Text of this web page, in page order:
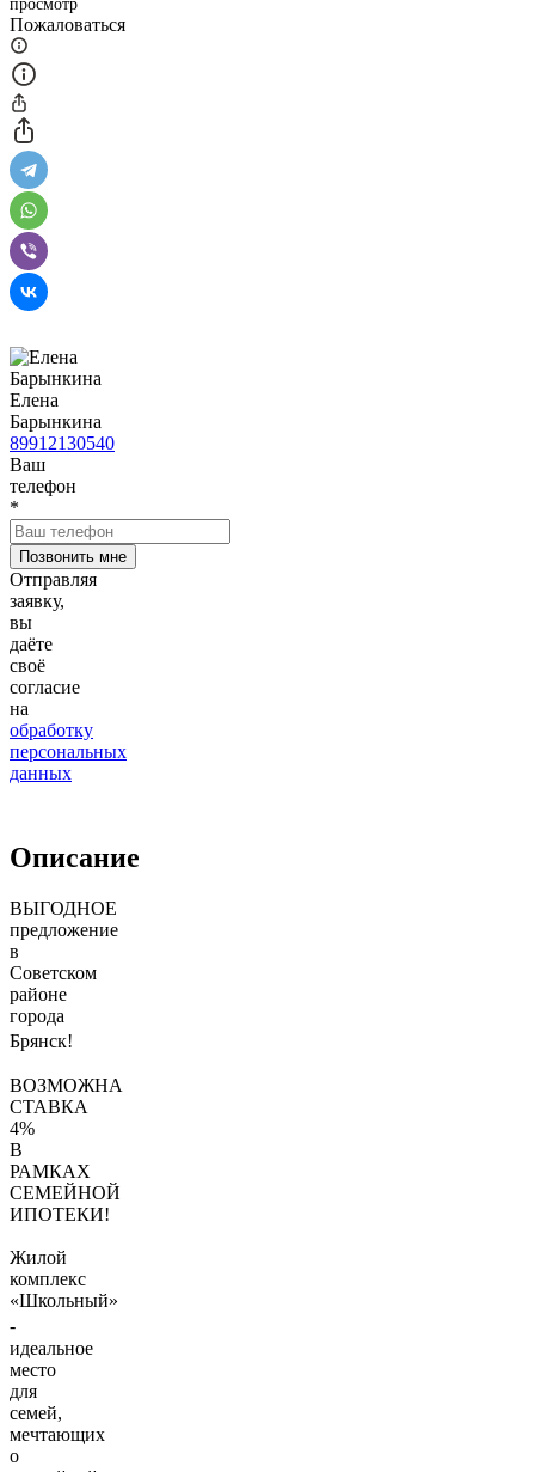
просмотр
Пожаловаться
Елена
Барынкина
89912130540
Ваш
телефон
*
Отправляя
заявку,
вы
даёте
своё
согласие
на
обработку
персональных
данных
Описание
ВЫГОДНОЕ
предложение
в
Советском
районе
города
Брянск!
ВОЗМОЖНА
СТАВКА
4%
В
РАМКАХ
СЕМЕЙНОЙ
ИПОТЕКИ!
Жилой
комплекс
«Школьный»
-
идеальное
место
для
сeмeй,
мечтающиx
o